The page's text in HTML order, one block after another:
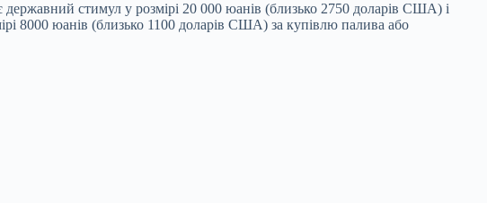
стимул у розмірі 20 000 юанів (близько 2750 доларів США) і
8000 юанів (близько 1100 доларів США) за купівлю палива або